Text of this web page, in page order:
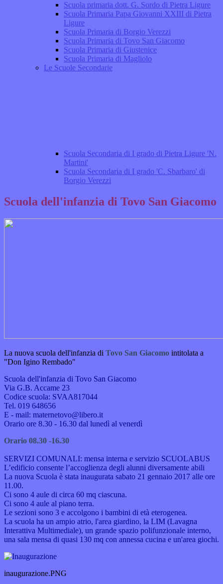
Scuola primaria dott. G. Sordo di Pietra Ligure
Scuola Primaria Papa Giovanni XXIII di Pietra
Ligure
Scuola Primaria di Borgio Verezzi
Scuola Primaria di Tovo San Giacomo
Scuola Primaria di Giustenice
Scuola Primaria di Magliolo
Le Scuole Secondarie
Scuola Secondaria di I grado di Pietra Ligure 'N.
Martini'
Scuola Secondaria di I grado 'C. Sbarbaro' di
Borgio Verezzi
Scuola dell'infanzia di Tovo San Giacomo
La nuova scuola dell'infanzia di Tovo San Giacomo intitolata a
"Don Igino Rembado"
Scuola dell'infanzia di Tovo San Giacomo
Via G.B. Accame 23
Codice scuola: SVAA817044
Tel. 019 648656
E - mail: maternetovo@libero.it
Orario ore 8.30 - 16.30 dal lunedì al venerdì
Orario 08.30 -16.30
SERVIZI COMUNALI: mensa interna e servizio SCUOLABUS
L’edificio consente l’accoglienza degli alunni diversamente abili
La nuova Scuola è stata inaugurata sabato 21 gennaio 2017 alle ore
11.00.
Ci sono 4 aule di circa 60 mq ciascuna.
Ci sono 4 aule al piano terra.
Le sezioni sono 3 e accolgono i bambini di età eterogenea.
La scuola ha un ampio atrio, l'area giardino, la LIM (Lavagna
Interattiva Multimediale), un grande spazio polifunzionale interno,
una sala mensa di quasi 130 mq con annessa cucina e un'area giochi.
inaugurazione.PNG